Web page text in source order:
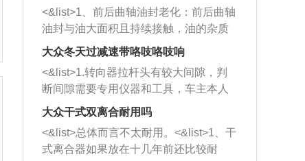
西取出来。但如果是因为积碳过多引起
的堵塞，就需要将三元催化器泡在草酸
洗剂对堵塞的情况得到解决，将清洗剂
放在燃油箱中，与燃油混合后，车辆启
动时，就可以和汽油一起进入到燃烧
室，最后形成废气排出，就可以让三元
催化器得到清洗，排气管堵塞的情况就
能够得到解决。
一圈半的练习，往右同样也要打相同的
圈数。 <&list>3、最后强调要反复练
习，这样就可以形成肌肉记忆，在真实
驾驶车辆时，不需要记忆也能打好方
向。
<&list>1、前后曲轴油封老化：前后曲轴
油封与油大面积且持续接触，油的杂质
和发动机内持续温度变化使其密封效果
逐渐减弱，导致渗油或漏油。<&list>2、
活塞间隙过大：积碳会使活塞环与缸体
的间隙扩大，导致机油流入燃烧室中，
造成烧机油。<&list>3、机油粘度。使用
机油粘度过小的话，同样会有烧机油现
象，机油粘度过小具有很好的流动性，
大众冬天过减速带咯吱咯吱响
<&list>1.转向器拉杆头有较大间隙，判
断间隙需要专用仪器和工具，车主本人
无法制作，需要将车辆送到修理厂或4s
店；<&list>2.车辆半轴套管防尘罩破
裂，破裂后会出现漏油现象，使半轴磨
损严重，磨损的半轴容易损坏，产生异
大众干式双离合耐用吗
<&list>总体而言不太耐用。<&list>1、干
式离合器如果放在十几年前还比较耐